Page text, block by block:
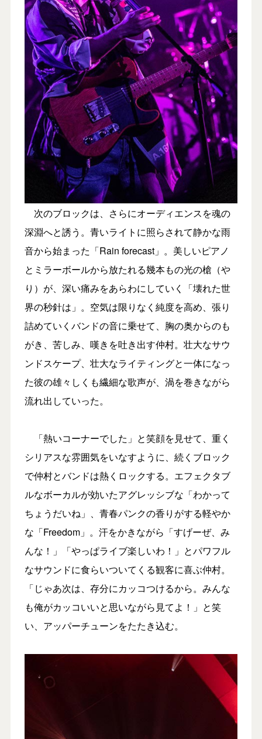
次のブロックは、さらにオーディエンスを魂の
深淵へと誘う。青いライトに照らされて静かな雨
音から始まった「Rain forecast」。美しいピアノ
とミラーボールから放たれる幾本もの光の槍（や
り）が、深い痛みをあらわにしていく「壊れた世
界の秒針は」。空気は限りなく純度を高め、張り
詰めていくバンドの音に乗せて、胸の奥からのも
がき、苦しみ、嘆きを吐き出す仲村。壮大なサウ
ンドスケープ、壮大なライティングと一体になっ
た彼の雄々しくも繊細な歌声が、渦を巻きながら
流れ出していった。
「熱いコーナーでした」と笑顔を見せて、重く
シリアスな雰囲気をいなすように、続くブロック
で仲村とバンドは熱くロックする。エフェクタブ
ルなボーカルが効いたアグレッシブな「わかって
ちょうだいね」、青春パンクの香りがする軽やか
な「Freedom」。汗をかきながら「すげーぜ、み
んな！」「やっぱライブ楽しいわ！」とパワフル
なサウンドに食らいついてくる観客に喜ぶ仲村。
「じゃあ次は、存分にカッコつけるから。みんな
も俺がカッコいいと思いながら見てよ！」と笑
い、アッパーチューンをたたき込む。